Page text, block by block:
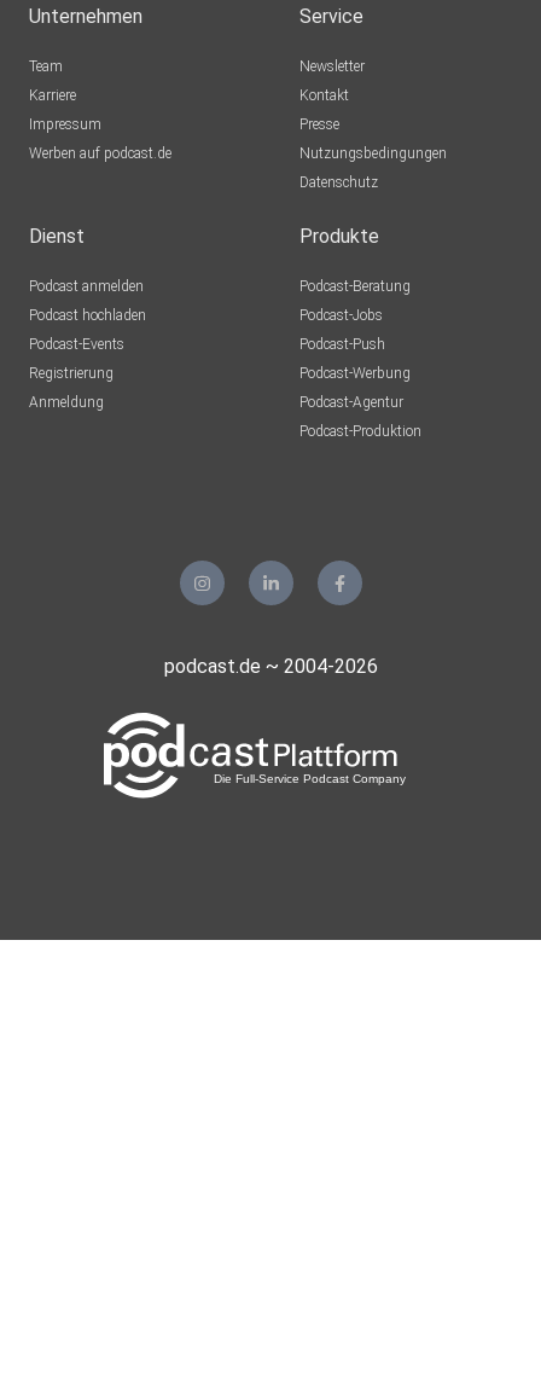
Unternehmen
Team
Karriere
Impressum
Werben auf podcast.de
Service
Newsletter
Kontakt
Presse
Nutzungsbedingungen
Datenschutz
Dienst
Podcast anmelden
Podcast hochladen
Podcast-Events
Registrierung
Anmeldung
Produkte
Podcast-Beratung
Podcast-Jobs
Podcast-Push
Podcast-Werbung
Podcast-Agentur
Podcast-Produktion
podcast.de ~ 2004-2026